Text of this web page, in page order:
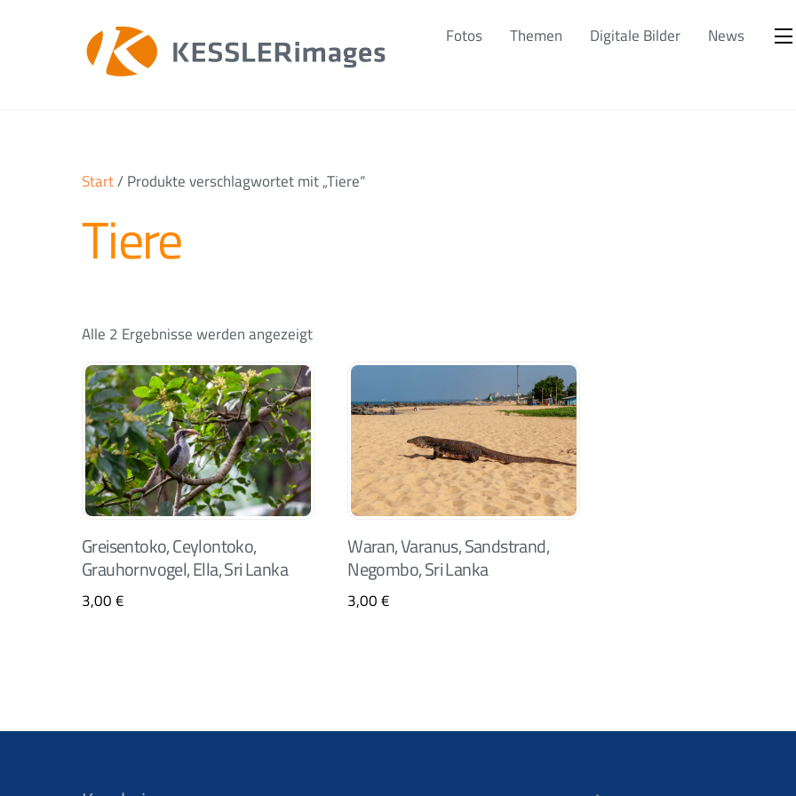
Fotos Themen Digitale Bilder News
Start/ Produkte verschlagwortet mit „Tiere“
Tiere
Alle 2 Ergebnisse werden angezeigt
Greisentoko, Ceylontoko,
Grauhornvogel, Ella, Sri Lanka
3,00€
Waran, Varanus, Sandstrand,
Negombo, Sri Lanka
3,00€